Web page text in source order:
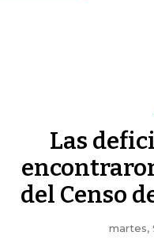
Las
del Censo
martes,